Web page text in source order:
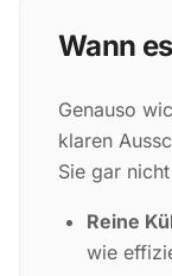
Wann
Genauso
klaren
Sie gar
Reine
wie